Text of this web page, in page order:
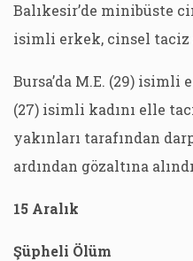
Balıkesir’de minibüste
isimli erkek, cinsel taciz
Bursa’da M.E. (29) isimli
(27) isimli kadını elle
yakınları tarafından
ardından gözaltına
15 Aralık
Şüpheli Ölüm